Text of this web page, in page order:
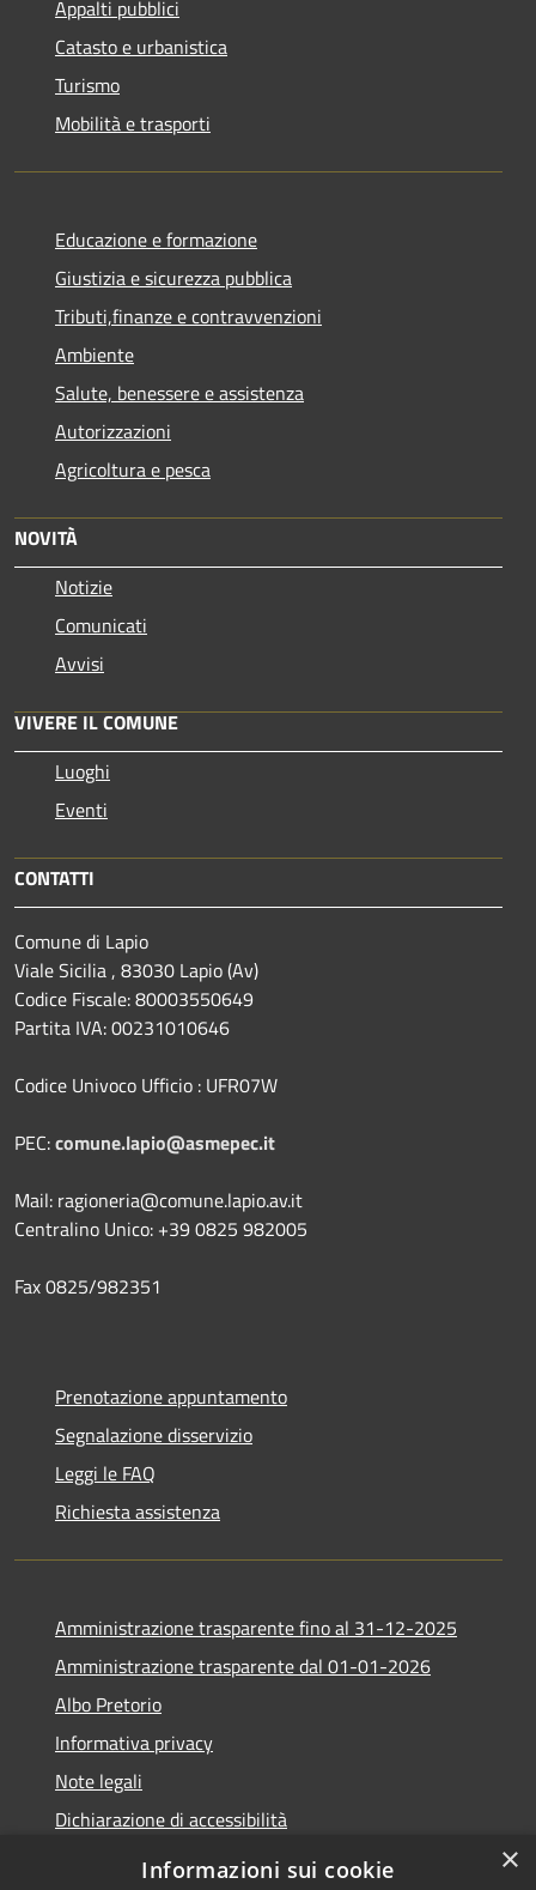
Appalti pubblici
Catasto e urbanistica
Turismo
Mobilità e trasporti
Educazione e formazione
Giustizia e sicurezza pubblica
Tributi,finanze e contravvenzioni
Ambiente
Salute, benessere e assistenza
Autorizzazioni
Agricoltura e pesca
NOVITÀ
Notizie
Comunicati
Avvisi
VIVERE IL COMUNE
Luoghi
Eventi
CONTATTI
Comune di Lapio
Viale Sicilia , 83030 Lapio (Av)
Codice Fiscale: 80003550649
Partita IVA: 00231010646
Codice Univoco Ufficio : UFR07W
PEC:comune.lapio@asmepec.it
Mail: ragioneria@comune.lapio.av.it
Centralino Unico: +39 0825 982005
Fax 0825/982351
Prenotazione appuntamento
Segnalazione disservizio
Leggi le FAQ
Richiesta assistenza
Amministrazione trasparente fino al 31-12-2025
Amministrazione trasparente dal 01-01-2026
Albo Pretorio
Informativa privacy
Note legali
Dichiarazione di accessibilità
×
Informazioni sui cookie